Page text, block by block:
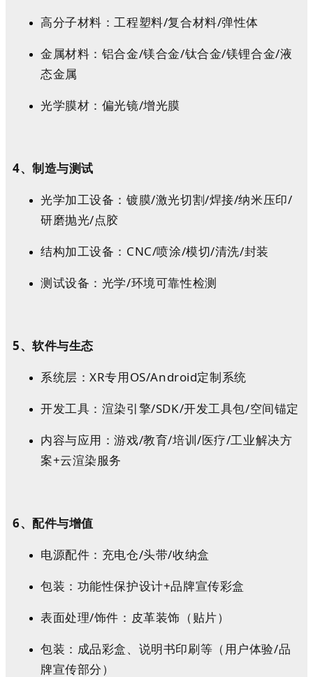
高分子材料：工程塑料/复合材料/弹性体
金属材料：铝合金/镁合金/钛合金/镁锂合金/液
态金属
光学膜材：偏光镜/增光膜
4、制造与测试
光学加工设备：镀膜/激光切割/焊接/纳米压印/
研磨抛光/点胶
结构加工设备：CNC/喷涂/模切/清洗/封装
测试设备：光学/环境可靠性检测
5、软件与生态
系统层：XR专用OS/Android定制系统
开发工具：渲染引擎/SDK/开发工具包/空间锚定
内容与应用：游戏/教育/培训/医疗/工业解决方
案+云渲染服务
6、配件与增值
电源配件：充电仓/头带/收纳盒
包装：功能性保护设计+品牌宣传彩盒
表面处理/饰件：皮革装饰（贴片）
包装：成品彩盒、说明书印刷等（用户体验/品
牌宣传部分）